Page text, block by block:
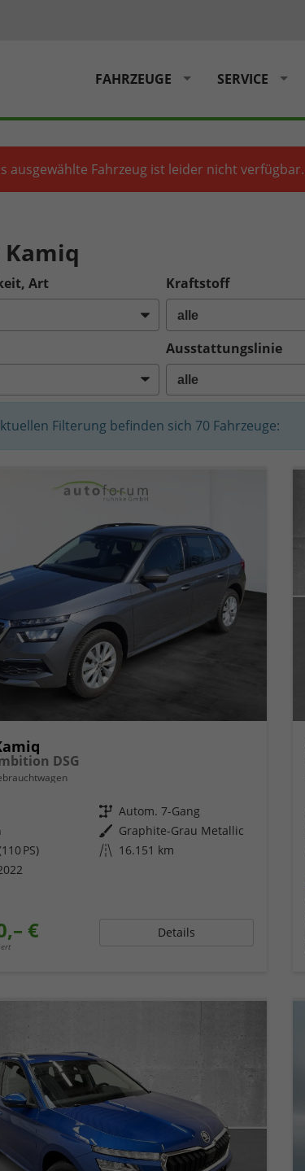
FAHRZEUGE SERVICE
ausgewählte Fahrzeug ist leider nicht verfügbar.
Kamiq
Art Kraftstoff
Ausstattungslinie
Filterung befinden sich 70 Fahrzeuge:
DSG
Getriebe Autom. 7-Gang
Außenfarbe Graphite-Grau Metallic
PS) Kilometerstand 16.151 km
€ Details